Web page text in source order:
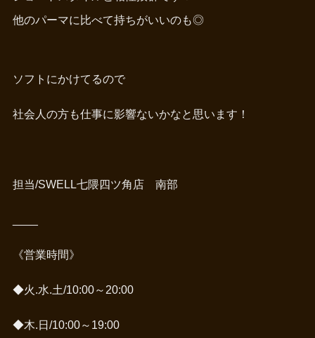
他のパーマに比べて持ちがいいのも◎
ソフトにかけてるので
社会人の方も仕事に影響ないかなと思います！
担当/SWELL七隈四ツ角店 南部
《営業時間》
◆火.水.土/10:00～20:00
◆木.日/10:00～19:00